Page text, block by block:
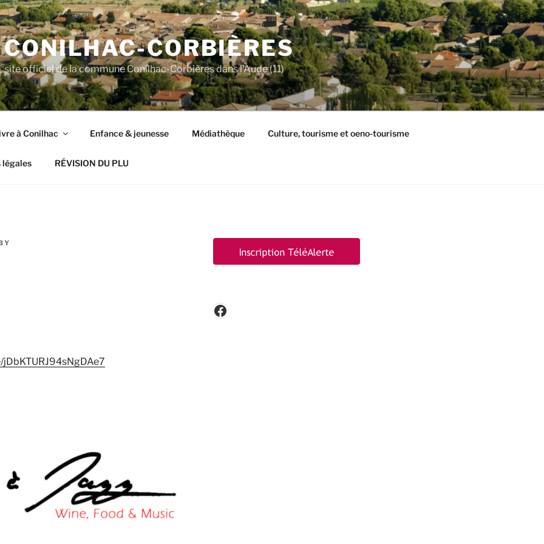
CONILHAC-CORBIÈRES
site officiel de la commune Conilhac-Corbières dans l'Aude (11)
à Conilhac Enfance & jeunesse Médiathèque Culture, tourisme et oeno-tourisme
légales RÉVISION DU PLU
Facebook